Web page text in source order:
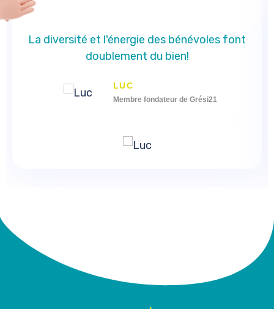
La diversité et l'énergie des bénévoles font
doublement du bien!
LUC
Membre fondateur de Grési21